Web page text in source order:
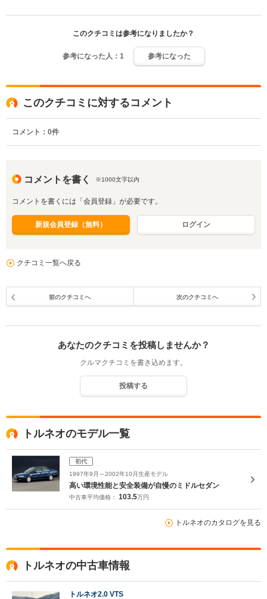
このクチコミは参考になりましたか？
参考になった人： 1 参考になった
このクチコミに対するコメント
コメント： 0件
コメントを書く ※1000文字以内
コメントを書くには「会員登録」が必要です。
新規会員登録（無料） ログイン
クチコミ一覧へ戻る
前のクチコミへ 次のクチコミへ
あなたのクチコミを投稿しませんか？
クルマクチコミを書き込めます。
投稿する
トルネオのモデル一覧
初代
1997年9月～2002年10月生産モデル
高い環境性能と安全装備が自慢のミドルセダン
中古車平均価格： 103.5万円
トルネオのカタログを見る
トルネオの中古車情報
トルネオ2.0 VTS